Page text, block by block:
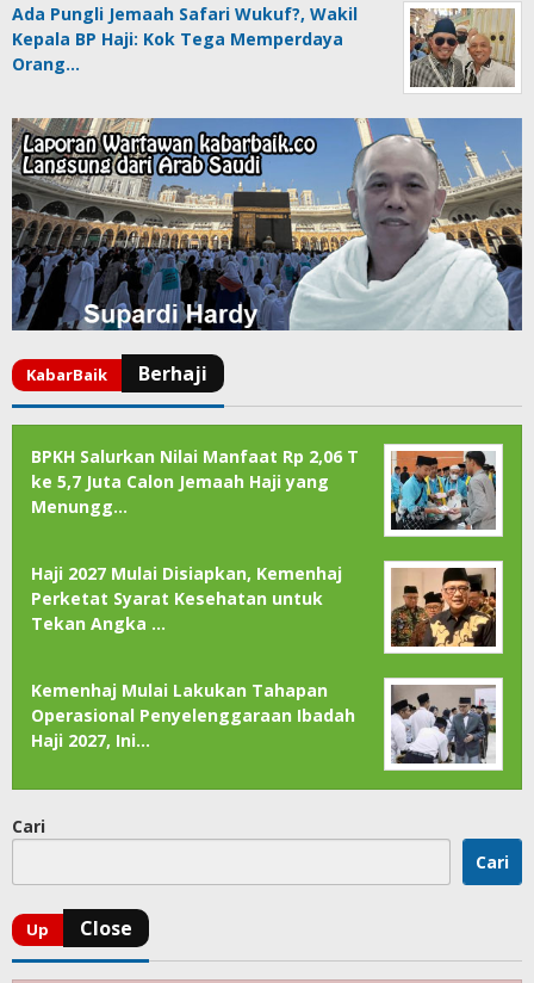
Ada Pungli Jemaah Safari Wukuf?, Wakil
Kepala BP Haji: Kok Tega Memperdaya
Orang…
BPKH Salurkan Nilai Manfaat Rp 2,06 T
ke 5,7 Juta Calon Jemaah Haji yang
Menungg…
Haji 2027 Mulai Disiapkan, Kemenhaj
Perketat Syarat Kesehatan untuk
Tekan Angka …
Kemenhaj Mulai Lakukan Tahapan
Operasional Penyelenggaraan Ibadah
Haji 2027, Ini…
Cari
Cari